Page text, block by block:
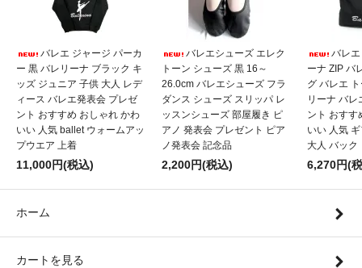
バレエ ジャージ パーカ
ー 黒 バレリーナ ブラック キ
ッズ ジュニア 子供 大人 レデ
ィース バレエ発表会 プレゼ
ント おすすめ おしゃれ かわ
いい 人気 ballet ウォームアッ
プウエア 上着
11,000円(税込)
バレエシューズ エレク
トーン シューズ 黒 16～
26.0cm バレエシューズ フラ
ダンス シューズ スリッパ レ
ッスンシューズ 部屋履き ピ
アノ 発表会 プレゼント ピア
ノ発表会 記念品
2,200円(税込)
バレ
ーナ ZIP バ
グ バレエ
リーナ バレ
ント おすす
いい 人気
大人 バック
6,270円(
ホーム
カートを見る